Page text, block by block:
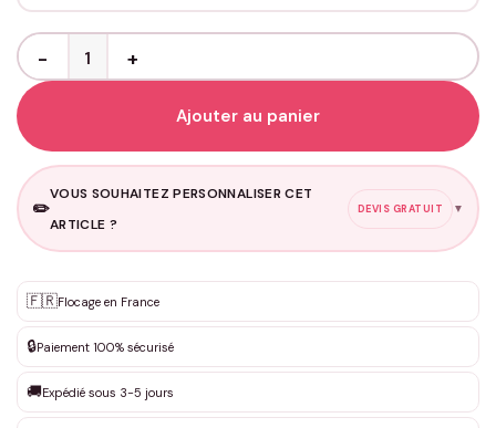
quantité de Bracelets Couple Magnétiques Rond à personnaliser
Ajouter au panier
✏️
VOUS SOUHAITEZ PERSONNALISER CET
ARTICLE ?
DEVIS GRATUIT ▼
✨ Personnalisation sur mesure
DEVIS GRATUIT · Personnalisation de 3 à 10€ selon la demande
Que souhaitez-vous ?*
🇫🇷Flocage en France
🔒Paiement 100% sécurisé
🚚Expédié sous 3-5 jours